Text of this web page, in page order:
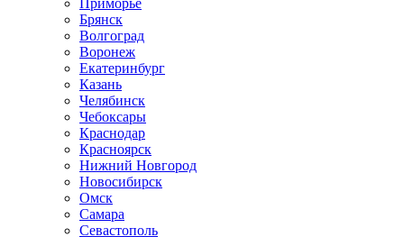
Приморье
Брянск
Волгоград
Воронеж
Екатеринбург
Казань
Челябинск
Чебоксары
Краснодар
Красноярск
Нижний Новгород
Новосибирск
Омск
Самара
Севастополь